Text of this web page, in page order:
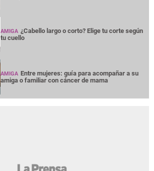
AMIGA ¿Cabello largo o corto? Elige tu corte según
tu cuello
AMIGA Entre mujeres: guía para acompañar a su
amiga o familiar con cáncer de mama